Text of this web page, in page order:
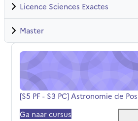
Licence Sciences Exactes
Master
[S5 PF - S3 PC] Astronomie de
Cursusnaam
[S5 PF - S3 PC] Astronomie de
Ga naar cursus